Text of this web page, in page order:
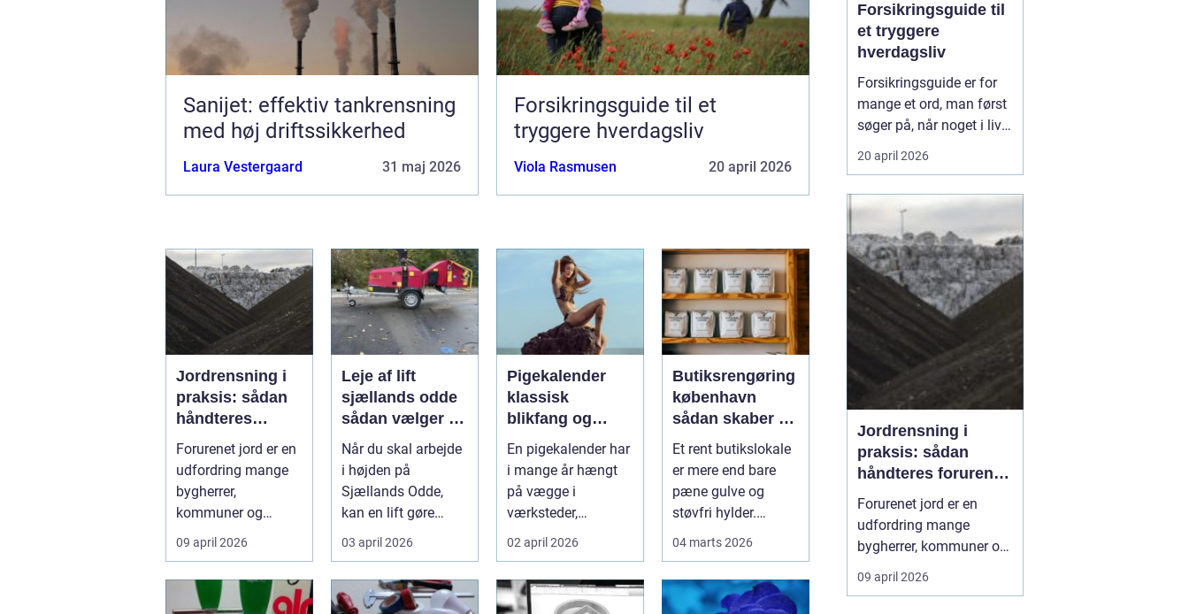
Sanijet: effektiv tankrensning
med høj driftssikkerhed
Laura Vestergaard 31 maj 2026
Forsikringsguide til et
tryggere hverdagsliv
Viola Rasmusen 20 april 2026
Jordrensning i
praksis: sådan
håndteres
forurenet jord
ansvarligt
Forurenet jord er en
udfordring mange
bygherrer,
kommuner og
virksomheder
møder, når gamle
industrig...
09 april 2026
Leje af lift
sjællands odde
sådan vælger du
den rigtige
løsning
Når du skal arbejde
i højden på
Sjællands Odde,
kan en lift gøre
forskellen på en
besværlig og en
ov...
03 april 2026
Pigekalender
klassisk
blikfang og
effektiv reklame
året rundt
En pigekalender har
i mange år hængt
på vægge i
værksteder,
lagerhaller og
frokoststuer over
hele la...
02 april 2026
Butiksrengøring
københavn
sådan skaber du
en butik,
kunderne har
lyst til at komme
tilbage til
Et rent butikslokale
er mere end bare
pæne gulve og
støvfri hylder.
04 marts 2026
Forsikringsguide til
et tryggere
hverdagsliv
Forsikringsguide er for
mange et ord, man først
søger på, når noget i livet
ændrer sig.
andre selskaber oplever,
du flytter, får børn, køber
bil eller ændrer job, og så
kan en enkel...
20 april 2026
Jordrensning i
praksis: sådan
håndteres forurenet
jord ansvarligt
Forurenet jord er en
udfordring mange
bygherrer, kommuner og
virksomheder møder, når
gamle industrigrunde
09 april 2026